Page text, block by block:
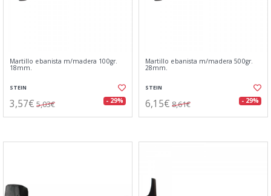
Martillo ebanista m/madera 100gr.
18mm.
STEIN
3,57€ 5,03€ - 29%
Martillo ebanista m/madera 500gr.
28mm.
STEIN
6,15€ 8,61€ - 29%